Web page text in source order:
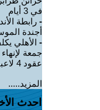
في 3 أيام
- رابطة
أجندة
- الأهلي
جمعة
عقود 4 لاعبين
المزيد.....
احدث